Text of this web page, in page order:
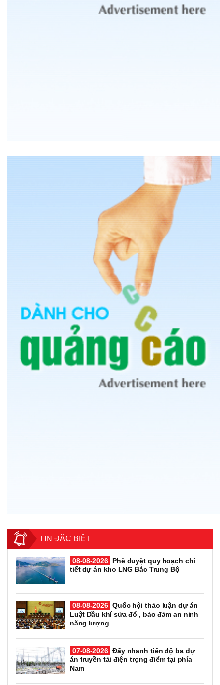
TIN ĐẶC BIỆT
08-08-2026
Phê duyệt quy hoạch chi
tiết dự án kho LNG Bắc Trung Bộ
08-08-2026 Quốc hội thảo luận dự án
Luật Dầu khí sửa đổi, bảo đảm an ninh
năng lượng
07-08-2026 Đẩy nhanh tiến độ ba dự
án truyền tải điện trọng điểm tại phía
Nam